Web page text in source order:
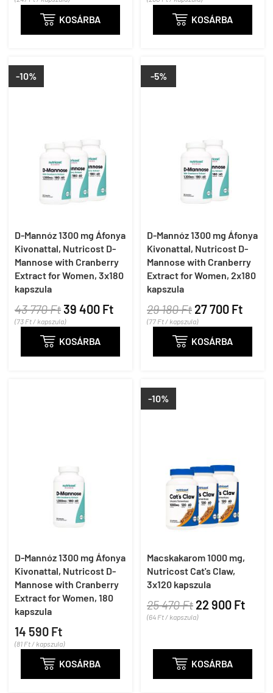
 KOSÁRBA  KOSÁRBA
-10%
D-Mannóz 1300 mg Áfonya
Kivonattal, Nutricost D-
Mannose with Cranberry
Extract for Women, 3x180
kapszula
43 770 Ft39 400 Ft
(73 Ft / kapszula)
 KOSÁRBA
-5%
D-Mannóz 1300 mg Áfonya
Kivonattal, Nutricost D-
Mannose with Cranberry
Extract for Women, 2x180
kapszula
29 180 Ft 27 700 Ft
(77 Ft / kapszula)
 KOSÁRBA
D-Mannóz 1300 mg Áfonya
Kivonattal, Nutricost D-
Mannose with Cranberry
Extract for Women, 180
kapszula
14 590 Ft
(81 Ft / kapszula)
 KOSÁRBA
-10%
Macskakarom 1000 mg,
Nutricost Cat's Claw,
3x120 kapszula
25 470 Ft 22 900 Ft
(64 Ft / kapszula)
 KOSÁRBA